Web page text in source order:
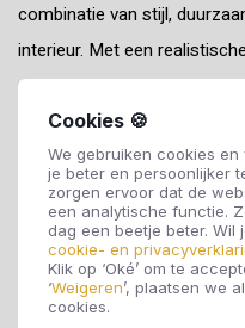
Cookies 🍪
We gebruiken cookies
je beter en persoonlijker
zorgen ervoor dat de
een analytische functie.
dag een beetje beter. Wil
cookie- en
Klik op ‘Oké’ om te
‘Weigeren’, plaatsen we
cookies.
combinatie van stijl,
interieur. Met een
uitstraling, creëren deze
in uw woning. Het laminaat
die zorgt voor uitstekende
slijtvastheid, waardoor de
ruimtes.
Dankzij het innovatieve
Kingsbridge eenvoudig te